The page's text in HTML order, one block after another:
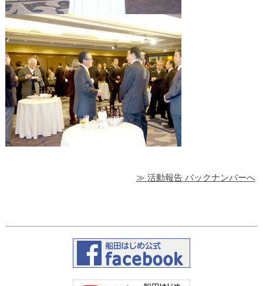
≫ 活動報告 バックナンバーへ